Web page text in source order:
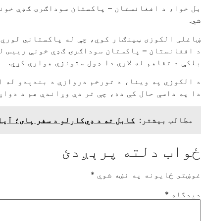
بل خوا، د افغانستان – پاکستان سوداګرۍ ګډې
شي.
ښاغلی الکوزی ټینګار کوي، چې له پاکستاني
د افغانستان – پاکستان سوداګرۍ ګډې خونې رییس
بلکې د تفاهم له لارې دا ډول ستونزې هوارې کړي.
د الکوزي په وینا، د تورخم دروازې د بندېدو
دا په داسې حال کې ده، چې تر دې وړاندې هم د
مطالب بیشتر: کابل ته د ډي‌کارلو د سفر پای؛
ځواب دلته پرېږدئ
غوښتى ځایونه په نښه شوي *
دیدگاه *